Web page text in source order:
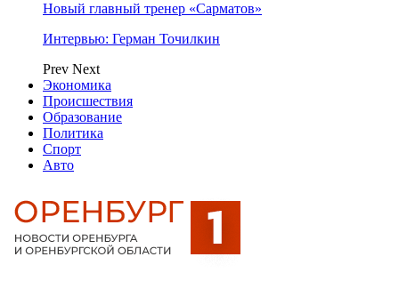
Новый главный тренер «Сарматов»
Интервью: Герман Точилкин
Prev Next
Экономика
Происшествия
Образование
Политика
Спорт
Авто